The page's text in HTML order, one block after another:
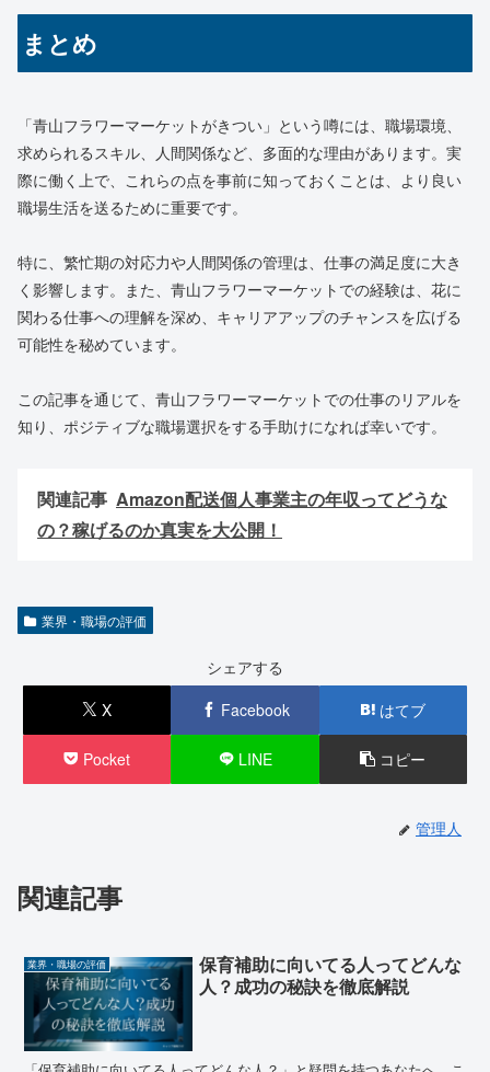
まとめ
「青山フラワーマーケットがきつい」という噂には、職場環境、
求められるスキル、人間関係など、多面的な理由があります。実
際に働く上で、これらの点を事前に知っておくことは、より良い
職場生活を送るために重要です。
特に、繁忙期の対応力や人間関係の管理は、仕事の満足度に大き
く影響します。また、青山フラワーマーケットでの経験は、花に
関わる仕事への理解を深め、キャリアアップのチャンスを広げる
可能性を秘めています。
この記事を通じて、青山フラワーマーケットでの仕事のリアルを
知り、ポジティブな職場選択をする手助けになれば幸いです。
関連記事 Amazon配送個人事業主の年収ってどうな
の？稼げるのか真実を大公開！
業界・職場の評価
シェアする
X
Facebook はてブ
Pocket LINE コピー
管理人
関連記事
業界・職場の評価
保育補助に向いてる人ってどんな
人？成功の秘訣を徹底解説